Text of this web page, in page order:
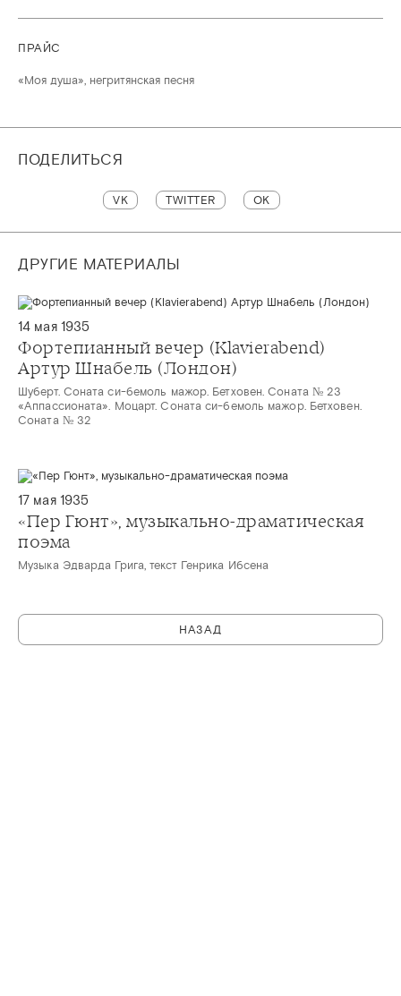
ПРАЙС
«Моя душа», негритянская песня
ПОДЕЛИТЬСЯ
VK TWITTER OK
ДРУГИЕ МАТЕРИАЛЫ
14 мая 1935
Фортепианный вечер (Klavierabend)
Артур Шнабель (Лондон)
Шуберт. Соната си-бемоль мажор. Бетховен. Соната № 23
«Аппассионата». Моцарт. Соната си-бемоль мажор. Бетховен.
Соната № 32
17 мая 1935
«Пер Гюнт», музыкально-драматическая
поэма
Музыка Эдварда Грига, текст Генрика Ибсена
НАЗАД